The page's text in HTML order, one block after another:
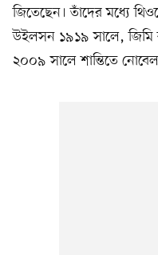
জিতেছেন। তাঁদের মধ্যে
উইলসন ১৯১৯ সালে, জিমি
২০০৯ সালে শান্তিতে